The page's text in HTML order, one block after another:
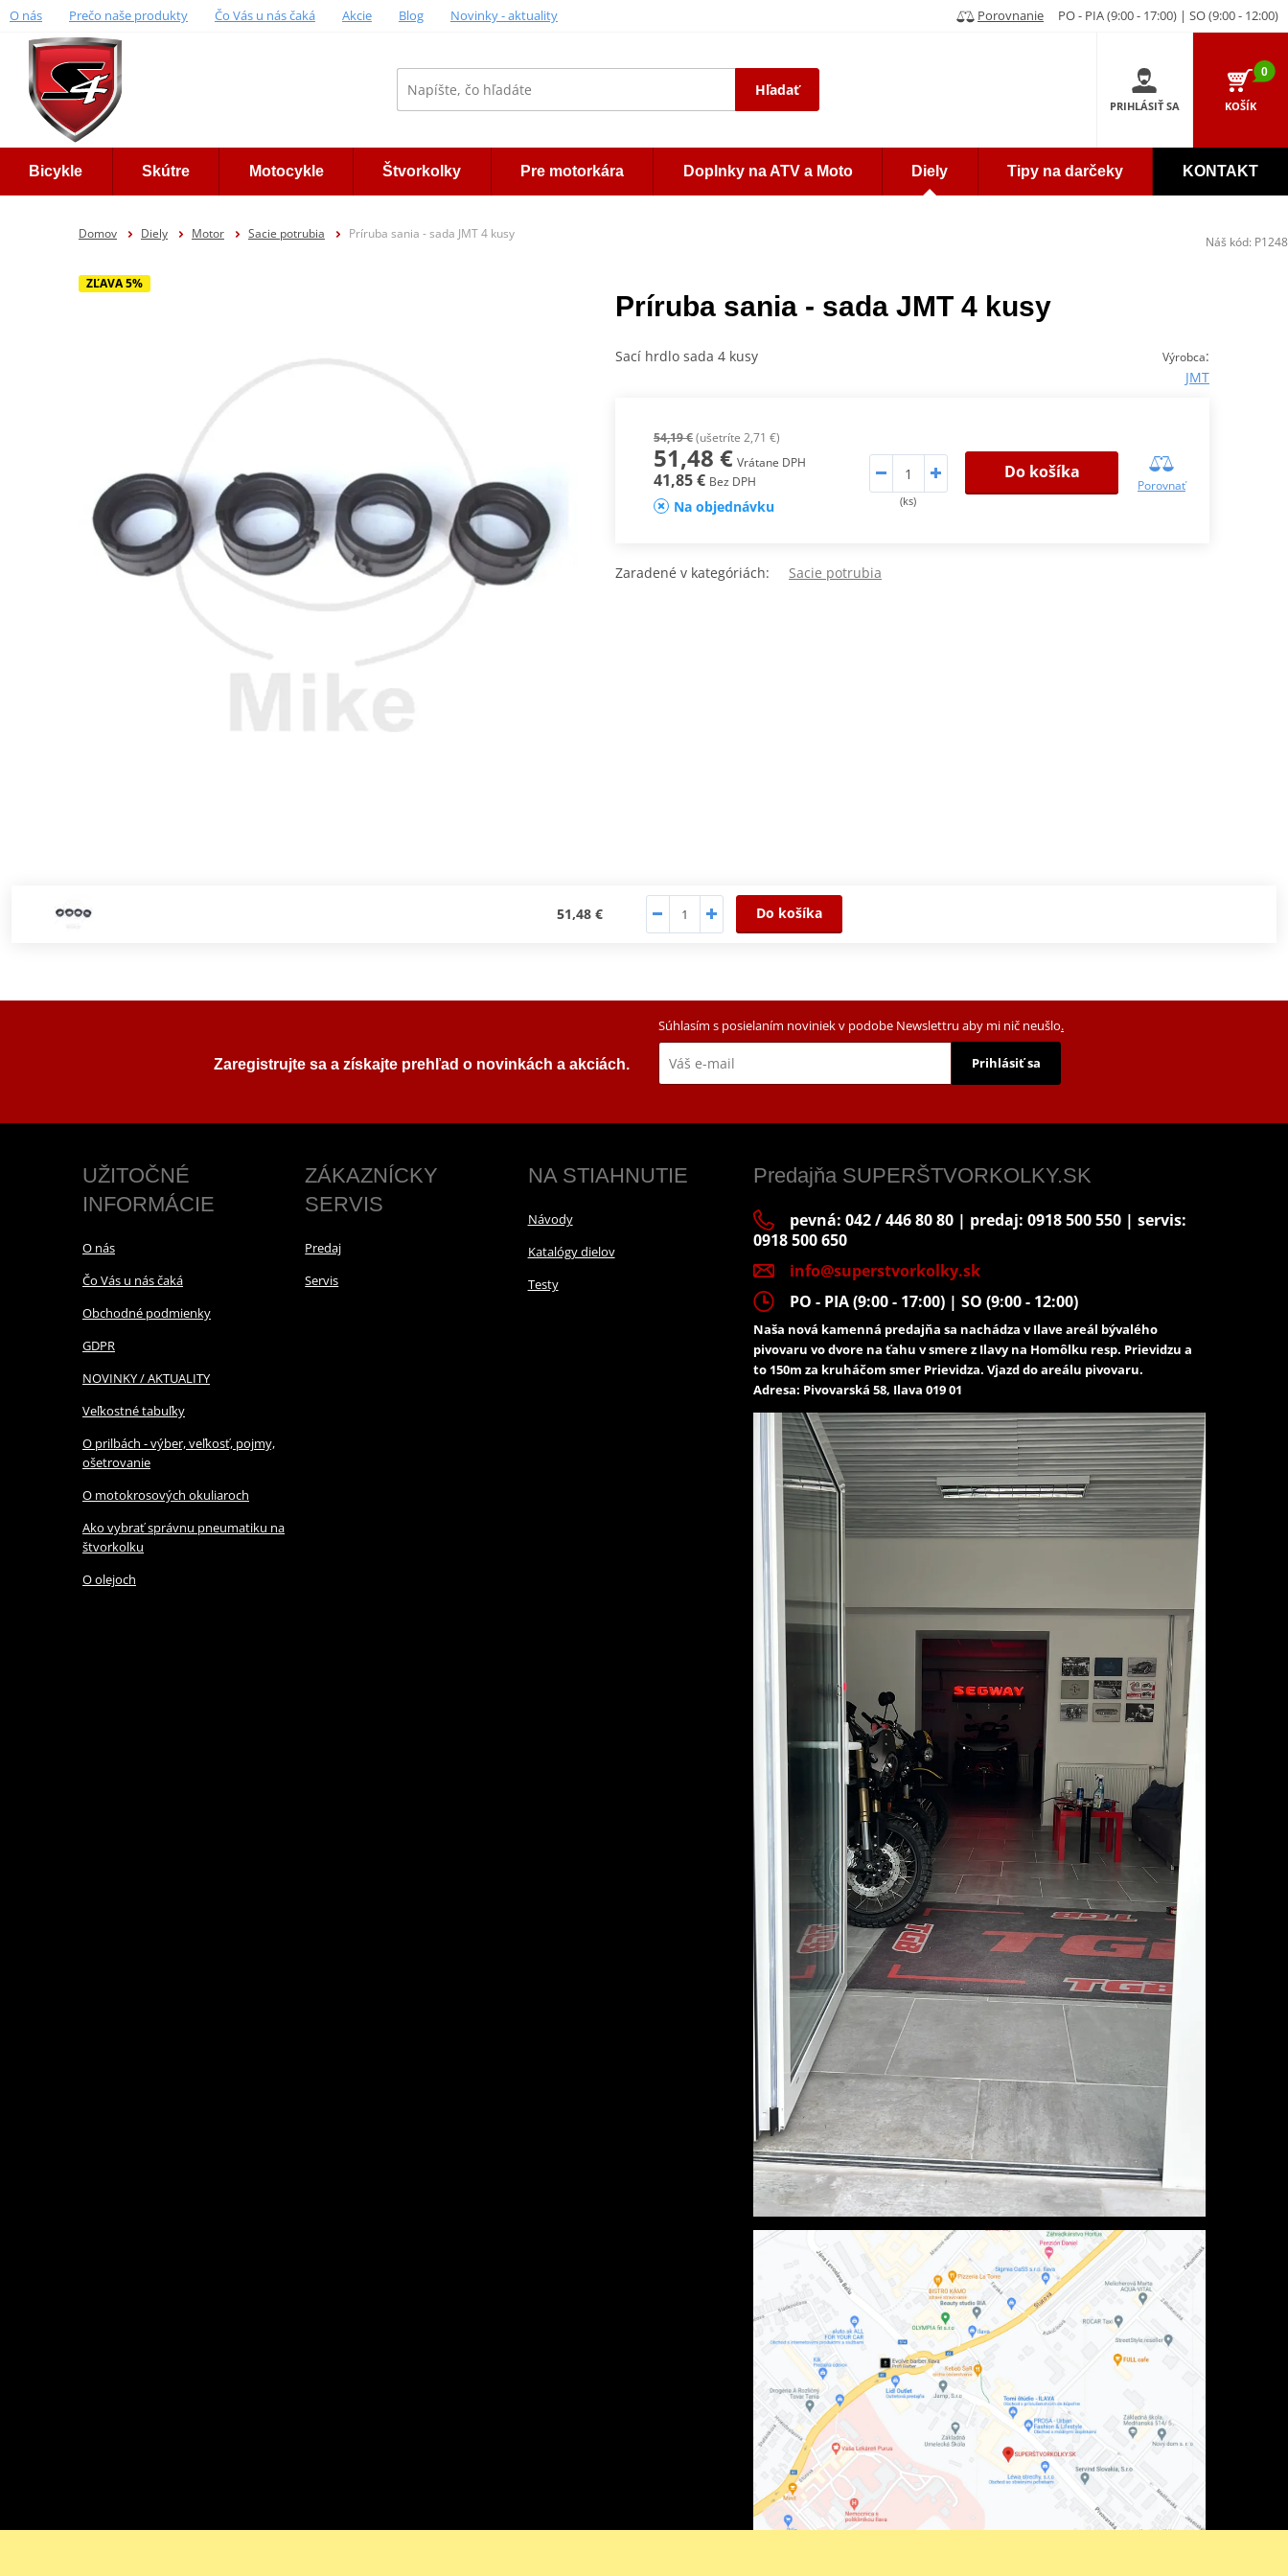
O nás Prečo naše produkty Čo Vás u nás čaká Akcie Blog Novinky - aktuality Porovnanie PO - PIA (9:00 - 17:00) | SO (9:00 - 12:00)
Hľadať
PRIHLÁSIŤ SA
0
KOŠÍK
Bicykle Skútre Motocykle Štvorkolky Pre motorkára Doplnky na ATV a Moto Diely Tipy na darčeky KONTAKT
Domov Diely Motor Sacie potrubia Príruba sania - sada JMT 4 kusy
ZĽAVA 5%
Príruba sania - sada JMT 4 kusy
Výrobca:
JMT
Sací hrdlo sada 4 kusy
54,19 €(ušetríte 2,71 €)
51,48 € Vrátane DPH
41,85 € Bez DPH
Na objednávku (ks)
Do košíka
Porovnať
Zaradené v kategóriách: Sacie potrubia
51,48 € Do košíka
Náš kód: P1248
Zaregistrujte sa a získajte prehľad o novinkách a akciách.
Súhlasím s posielaním noviniek v podobe Newslettru aby mi nič neušlo.
Prihlásiť sa
UŽITOČNÉ
INFORMÁCIE
O nás
Čo Vás u nás čaká
Obchodné podmienky
GDPR
NOVINKY / AKTUALITY
Veľkostné tabuľky
O prilbách - výber, veľkosť, pojmy,
ošetrovanie
O motokrosových okuliaroch
Ako vybrať správnu pneumatiku na
štvorkolku
O olejoch
ZÁKAZNÍCKY
SERVIS
Predaj
Servis
NA STIAHNUTIE
Návody
Katalógy dielov
Testy
Predajňa SUPERŠTVORKOLKY.SK
pevná: 042 / 446 80 80 | predaj: 0918 500 550 | servis:
0918 500 650
info@superstvorkolky.sk
PO - PIA (9:00 - 17:00) | SO (9:00 - 12:00)
Naša nová kamenná predajňa sa nachádza v Ilave areál bývalého
pivovaru vo dvore na ťahu v smere z Ilavy na Homôlku resp. Prievidzu a
to 150m za kruháčom smer Prievidza. Vjazd do areálu pivovaru.
Adresa: Pivovarská 58, Ilava 019 01